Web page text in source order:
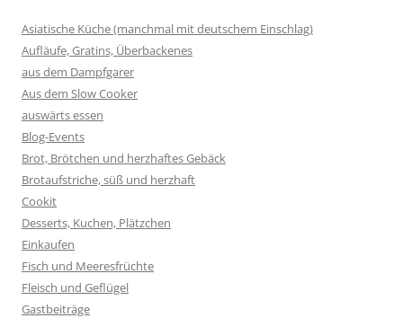
Asiatische Küche (manchmal mit deutschem Einschlag)
Aufläufe, Gratins, Überbackenes
aus dem Dampfgarer
Aus dem Slow Cooker
auswärts essen
Blog-Events
Brot, Brötchen und herzhaftes Gebäck
Brotaufstriche, süß und herzhaft
Cookit
Desserts, Kuchen, Plätzchen
Einkaufen
Fisch und Meeresfrüchte
Fleisch und Geflügel
Gastbeiträge